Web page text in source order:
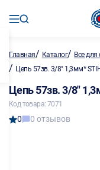
Главная/ Каталог/ Все для
/ Цепь 57зв. 3/8" 1,3мм*
Цепь 57зв. 3/8"
Код товара: 7071
0 0 отзывов